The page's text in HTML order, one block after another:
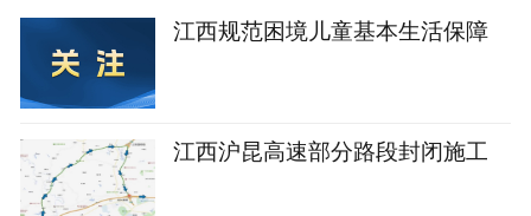
江西规范困境儿童基本生活保障
江西沪昆高速部分路段封闭施工